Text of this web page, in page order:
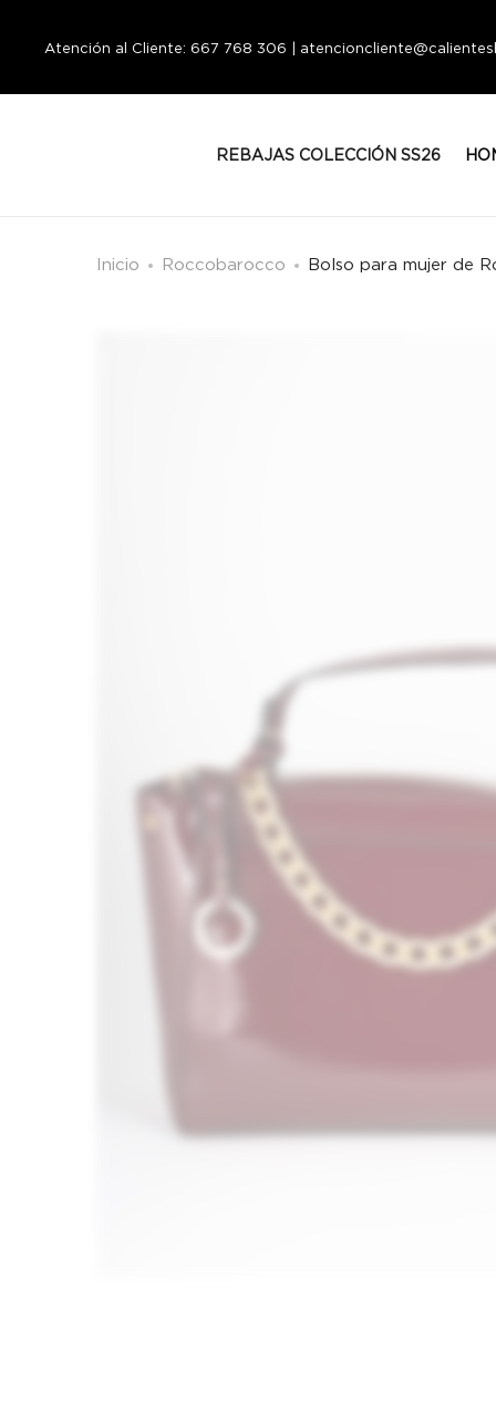
Atención al Cliente: 667 768 306 |
REBAJAS COLECCIÓN SS26
Inicio Roccobarocco Bolso para mujer de